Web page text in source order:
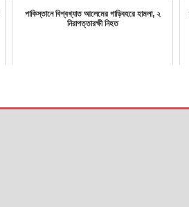
পাকিস্তানে বিশ্বখ্যাত আলেমের গাড়িবহরে হামলা, ২
নিরাপত্তারক্ষী নিহত